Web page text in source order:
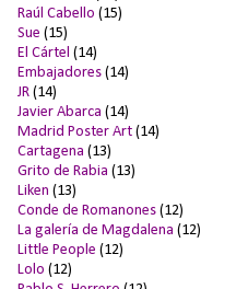
Raúl Cabello (15)
Sue (15)
El Cártel (14)
Embajadores (14)
JR (14)
Javier Abarca (14)
Madrid Poster Art (14)
Cartagena (13)
Grito de Rabia (13)
Liken (13)
Conde de Romanones (12)
La galería de Magdalena (12)
Little People (12)
Lolo (12)